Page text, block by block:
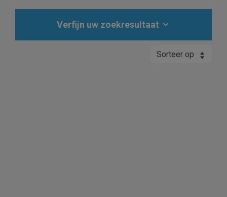
Verfijn uw zoekresultaat
Sorteer op